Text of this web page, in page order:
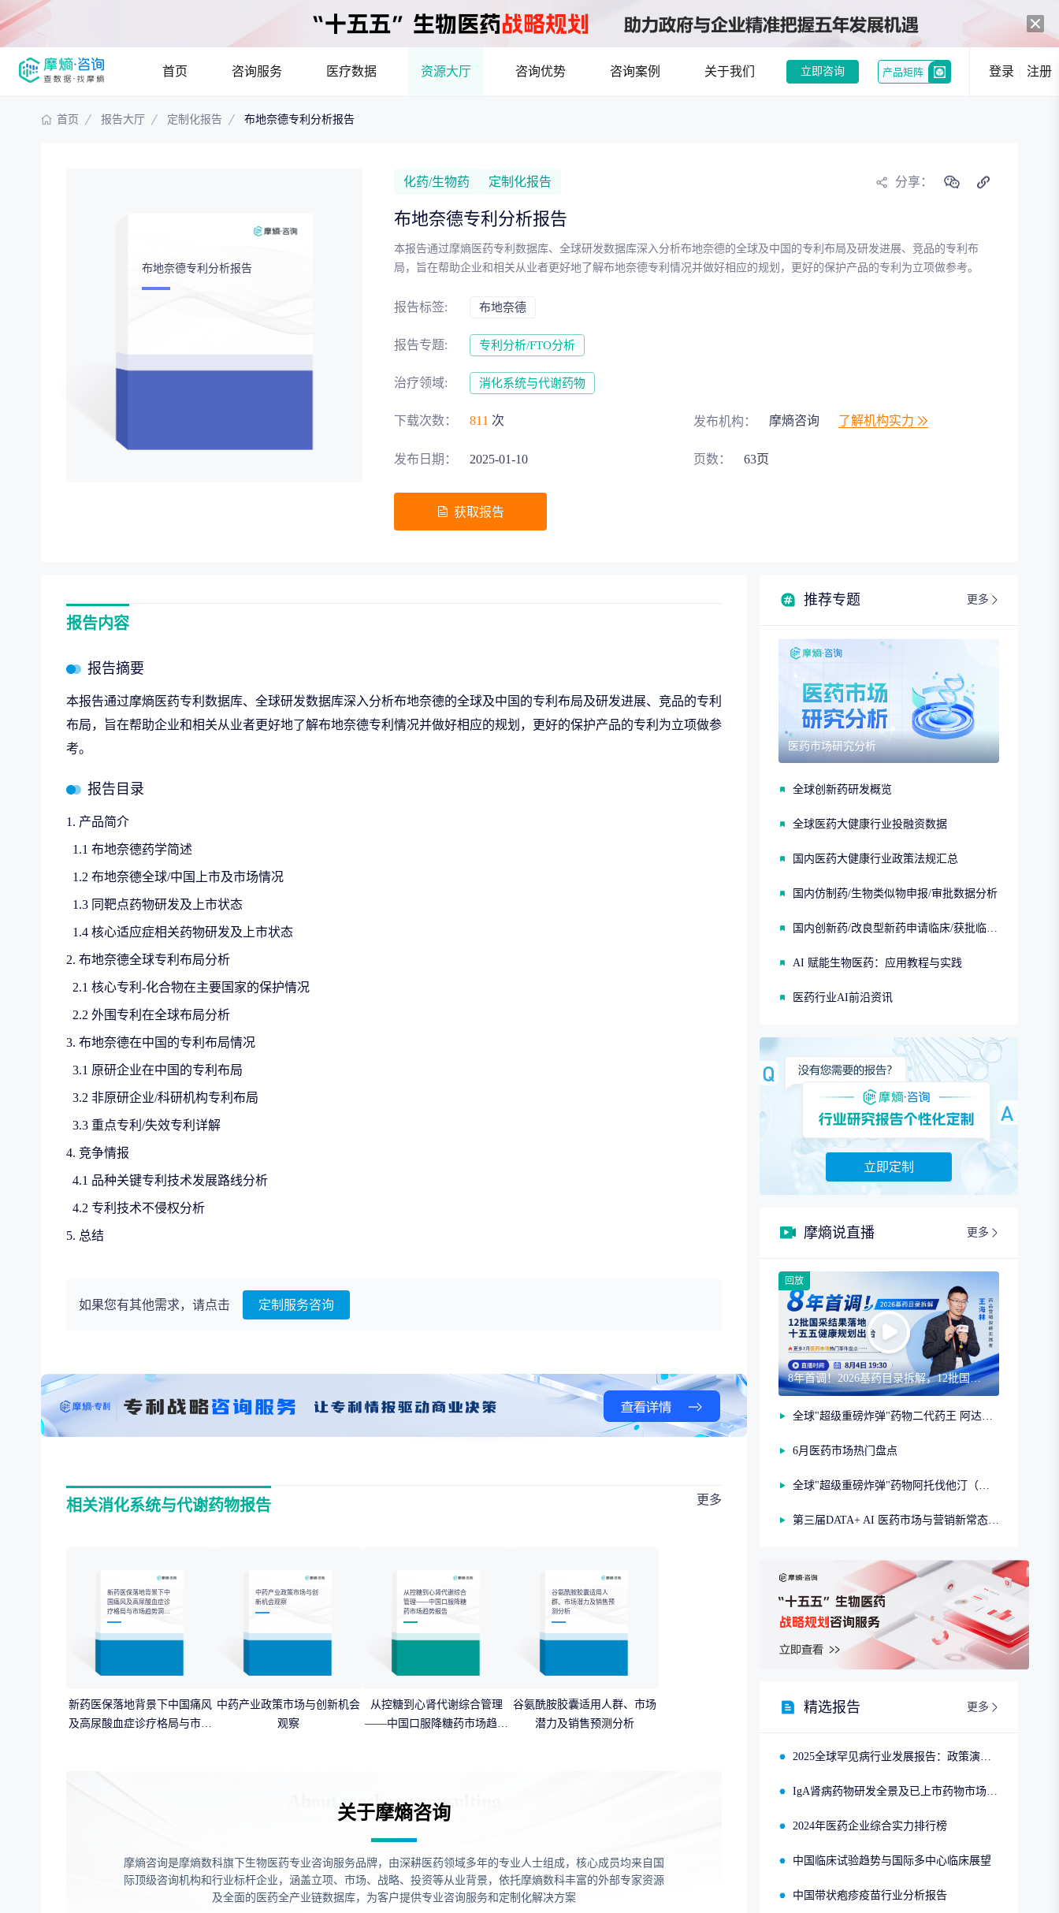
首页 咨询服务
提供疾病领域品种调研、品种立项等服务
分析市场现状，洞察行业趋势 了解目标领域和市场情况，发现潜在机会
解码生物医药资本价值，赋能精准投资决策
募投项目可行性论证 交易风险把控
全链路赋能，助力生物医药‘十五五’规划高效落地
医疗数据 资源大厅 咨询优势 咨询案例 关于我们 立即咨询 产品矩阵 登录 注册
首页 报告大厅 定制化报告 布地奈德专利分析报告
布地奈德专利分析报告
化药/生物药 定制化报告 分享：
布地奈德专利分析报告
本报告通过摩熵医药专利数据库、全球研发数据库深入分析布地奈德的全球及中国的专利布局及研发进展、竞品的专利布
局，旨在帮助企业和相关从业者更好地了解布地奈德专利情况并做好相应的规划，更好的保护产品的专利为立项做参考。
报告标签: 布地奈德
报告专题: 专利分析/FTO分析
治疗领域: 消化系统与代谢药物
下载次数： 811 次 发布机构： 摩熵咨询 了解机构实力
发布日期： 2025-01-10 页数： 63页
获取报告
报告内容
报告摘要
本报告通过摩熵医药专利数据库、全球研发数据库深入分析布地奈德的全球及中国的专利布局及研发进展、竞品的专利
布局，旨在帮助企业和相关从业者更好地了解布地奈德专利情况并做好相应的规划，更好的保护产品的专利为立项做参
考。
报告目录
1. 产品简介
1.1 布地奈德药学简述
1.2 布地奈德全球/中国上市及市场情况
1.3 同靶点药物研发及上市状态
1.4 核心适应症相关药物研发及上市状态
2. 布地奈德全球专利布局分析
2.1 核心专利-化合物在主要国家的保护情况
2.2 外围专利在全球布局分析
3. 布地奈德在中国的专利布局情况
3.1 原研企业在中国的专利布局
3.2 非原研企业/科研机构专利布局
3.3 重点专利/失效专利详解
4. 竞争情报
4.1 品种关键专利技术发展路线分析
4.2 专利技术不侵权分析
5. 总结
如果您有其他需求，请点击 定制服务咨询
相关消化系统与代谢药物报告 更多
新药医保落地背景下中
国痛风及高尿酸血症诊
疗格局与市场趋势洞察
报告
新药医保落地背景下中国痛风
及高尿酸血症诊疗格局与市场
中药产业政策市场与创
新机会观察
中药产业政策市场与创新机会
观察
从控糖到心肾代谢综合
管理——中国口服降糖
药市场趋势报告
从控糖到心肾代谢综合管理
——中国口服降糖药市场趋势
谷氨酰胺胶囊适用人
群、市场潜力及销售预
测分析
谷氨酰胺胶囊适用人群、市场
潜力及销售预测分析
关于摩熵咨询
摩熵咨询是摩熵数科旗下生物医药专业咨询服务品牌，由深耕医药领域多年的专业人士组成，核心成员均来自国
际顶级咨询机构和行业标杆企业，涵盖立项、市场、战略、投资等从业背景，依托摩熵数科丰富的外部专家资源
及全面的医药全产业链数据库，为客户提供专业咨询服务和定制化解决方案
推荐专题 更多
医药市场研究分析
全球创新药研发概览
全球医药大健康行业投融资数据
国内医药大健康行业政策法规汇总
国内仿制药/生物类似物申报/审批数据分析
国内创新药/改良型新药申请临床/获批临床/申请上市/获批上市数据分析
AI 赋能生物医药：应用教程与实践
医药行业AI前沿资讯
立即定制
摩熵说直播 更多
回放
8年首调！2026基药目录拆解，12批国采结果落地，十五五健康规划出台
全球"超级重磅炸弹"药物二代药王 阿达木单抗（第二期）
6月医药市场热门盘点
全球"超级重磅炸弹"药物阿托伐他汀（第一期）
第三届DATA+ AI 医药市场与营销新常态研讨会
精选报告 更多
2025全球罕见病行业发展报告：政策演进、市场趋势与领先企业布局
IgA肾病药物研发全景及已上市药物市场竞争格局报告
2024年医药企业综合实力排行榜
中国临床试验趋势与国际多中心临床展望
中国带状疱疹疫苗行业分析报告